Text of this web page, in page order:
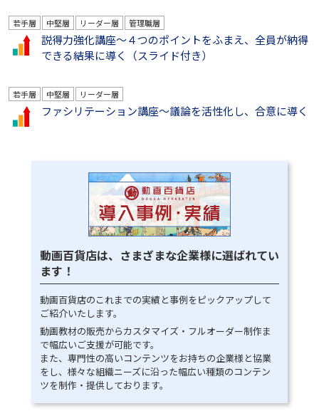
若手層 中堅層 リーダー層 管理職層
説得力強化講座～４つのポイントをふまえ、全員が納得
できる結果に導く（スライド付き）
若手層 中堅層 リーダー層
ファシリテーション講座～議論を活性化し、合意に導く
動画百貨店は、さまざまな企業様に選ばれてい
ます！
動画百貨店のこれまでの実績と事例をピックアップして
ご紹介いたします。
動画教材の販売からカスタマイズ・フルオーダー制作ま
で幅広いご支援が可能です。
また、専門性の高いコンテンツをお持ちの企業様と協業
をし、様々な組織ニーズに沿った幅広い種類のコンテン
ツを制作・提供しております。